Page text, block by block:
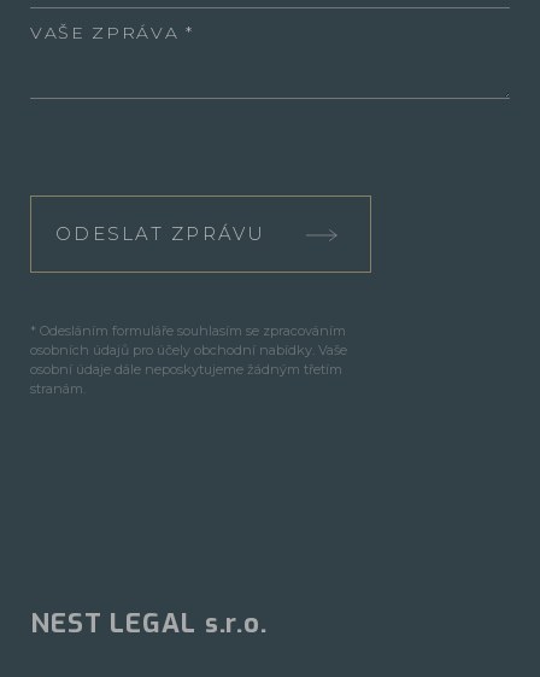
VAŠE ZPRÁVA
ODESLAT ZPRÁVU
* Odesláním formuláře souhlasím se zpracováním
osobních údajů pro účely obchodní nabídky. Vaše
osobní údaje dále neposkytujeme žádným třetím
stranám.
NEST LEGAL s.r.o.